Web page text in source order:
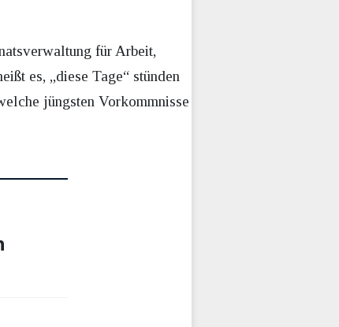
für Arbeit,
es, „diese Tage“ stünden
jüngsten Vorkommnisse